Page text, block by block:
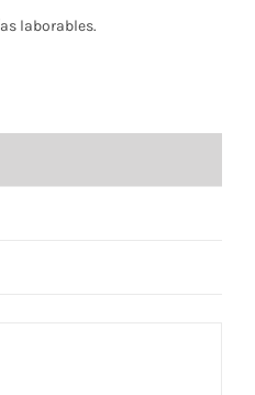
laborables.